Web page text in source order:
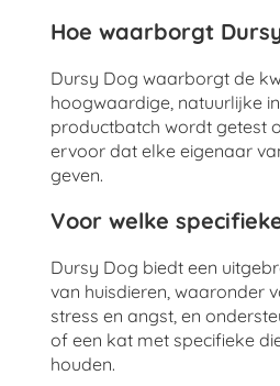
Hoe waarborgt
Dursy Dog waarborgt de
hoogwaardige, natuurlijke
productbatch wordt getest
ervoor dat elke eigenaar
geven.
Voor welke
Dursy Dog biedt een
van huisdieren, waaronder
stress en angst, en
of een kat met specifieke
houden.